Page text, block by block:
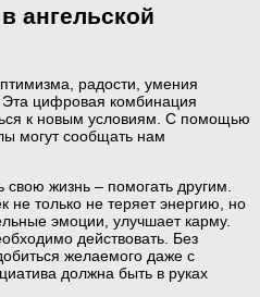
ангельской
радости, умения
Эта цифровая комбинация
к новым условиям. С помощью
могут сообщать нам
жизнь – помогать другим.
не только не теряет энергию, но
эмоции, улучшает карму.
действовать. Без
желаемого даже с
должна быть в руках